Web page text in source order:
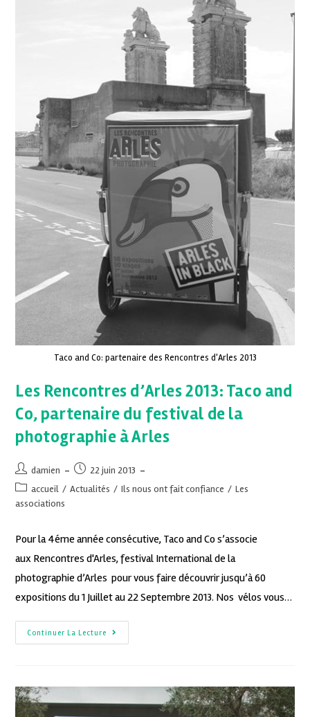
Taco and Co: partenaire des Rencontres d'Arles 2013
Les Rencontres d’Arles 2013: Taco and
Co, partenaire du festival de la
photographie à Arles
damien
22 juin 2013
accueil / Actualités / Ils nous ont fait confiance / Les
associations
Pour la 4éme année consécutive, Taco and Co s’associe
aux Rencontres d'Arles, festival International de la
photographie d’Arles pour vous faire découvrir jusqu’à 60
expositions du 1 Juillet au 22 Septembre 2013. Nos vélos vous…
Continuer La Lecture